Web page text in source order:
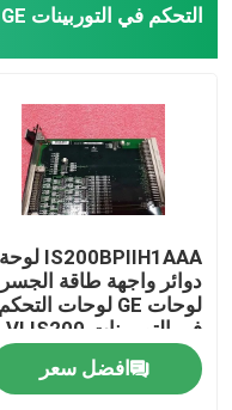
التحكم في التوربينات GE
IS200BPIIH1AAA لوحة
دوائر واجهة طاقة الجسر
لوحات GE لوحات التحكم
في التوربينات VI IS200
افضل سعر